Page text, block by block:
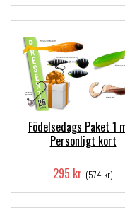
Födelsedags Paket 1
Personligt kort
295 kr (574 kr)